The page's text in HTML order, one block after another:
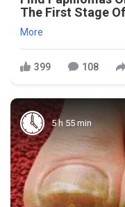
The First Stage
More
399 108
5 h 55 min